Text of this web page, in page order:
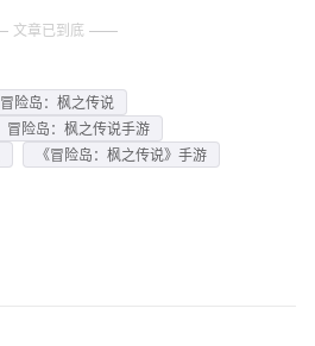
文章已到底
冒险岛：枫之传说
冒险岛：枫之传说手游
《冒险岛：枫之传说》手游